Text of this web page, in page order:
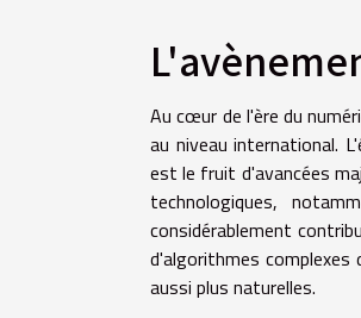
Au cœur de l'ère du
au niveau international.
est le fruit d'avancées
technologiques,
considérablement
d'algorithmes
aussi plus naturelles.